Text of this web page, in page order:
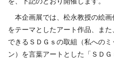
本企画展では、松永教授の絵画
をテーマとしたアート作品、ま
できるＳＤＧｓの取組（私への
ン）を言葉アートとした「ＳＤ